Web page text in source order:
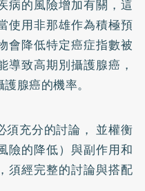
病的風險增加有關，這
使用非那雄作為積極預
會降低特定癌症指數被
導致高期別攝護腺癌，
腺癌的機率。
須充分的討論， 並權衡
險的降低）與副作用和
須經完整的討論與搭配